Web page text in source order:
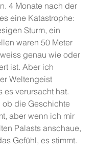
4 Monate nach der
eine Katastrophe:
Sturm, ein
waren 50 Meter
genau wie oder
ist. Aber ich
Weltengeist
es verursacht hat.
ob die Geschichte
aber wenn ich mir
Palasts anschaue,
Gefühl, es stimmt.